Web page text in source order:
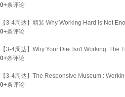
0+条评论
【3-4周达】精装 Why Working Hard Is Not
0+条评论
【3-4周达】Why Your Diet Isn't Working:
0+条评论
【3-4周达】The Responsive Museum :
0+条评论